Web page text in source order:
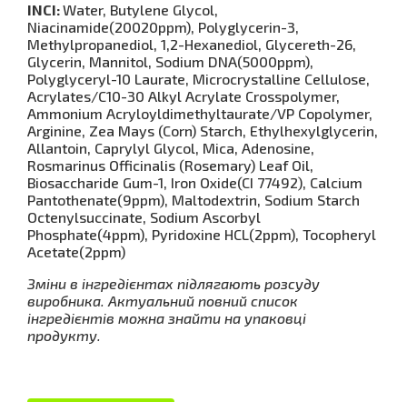
INCI:Water, Butylene Glycol,
Niacinamide(20020ppm), Polyglycerin-3,
Methylpropanediol, 1,2-Hexanediol, Glycereth-26,
Glycerin, Mannitol, Sodium DNA(5000ppm),
Polyglyceryl-10 Laurate, Microcrystalline Cellulose,
Acrylates/C10-30 Alkyl Acrylate Crosspolymer,
Ammonium Acryloyldimethyltaurate/VP Copolymer,
Arginine, Zea Mays (Corn) Starch, Ethylhexylglycerin,
Allantoin, Caprylyl Glycol, Mica, Adenosine,
Rosmarinus Officinalis (Rosemary) Leaf Oil,
Biosaccharide Gum-1, Iron Oxide(CI 77492), Calcium
Pantothenate(9ppm), Maltodextrin, Sodium Starch
Octenylsuccinate, Sodium Ascorbyl
Phosphate(4ppm), Pyridoxine HCL(2ppm), Tocopheryl
Acetate(2ppm)
Зміни в інгредієнтах підлягають розсуду
виробника. Актуальний повний список
інгредієнтів можна знайти на упаковці
продукту.